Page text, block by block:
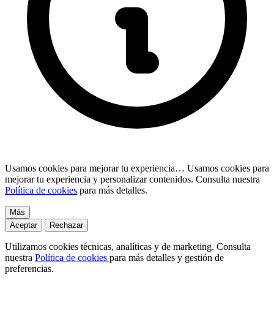
Usamos cookies para mejorar tu experiencia… Usamos cookies para
mejorar tu experiencia y personalizar contenidos. Consulta nuestra
Política de cookies para más detalles.
Más
Aceptar
Rechazar
Utilizamos cookies técnicas, analíticas y de marketing. Consulta
nuestra Política de cookies para más detalles y gestión de
preferencias.